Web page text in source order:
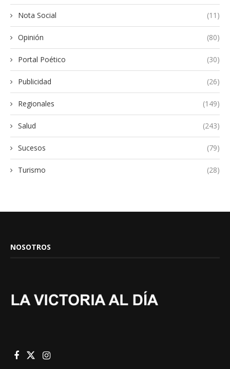
Nota Social (11)
Opinión (80)
Portal Poético (30)
Publicidad (26)
Regionales (149)
Salud (243)
Sucesos (79)
Turismo (28)
NOSOTROS